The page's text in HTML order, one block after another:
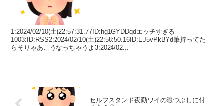
1:2024/02/10(土)22:57:31.77ID:hg1GYDDqdエッチすぎる
1003:ID:RSS2:2024/02/10(土)22:58:50.16ID:EJ5vPkBYd筆持ってた
らそりゃあこうなっちゃうよ3:2024/02...
セルフスタンド夜勤ワイの暇つぶしに付